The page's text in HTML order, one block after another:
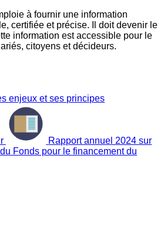
à fournir une information
certifiée et précise. Il doit devenir le
information est accessible pour le
citoyens et décideurs.
enjeux et ses principes
Rapport annuel 2024 sur
Fonds pour le financement du